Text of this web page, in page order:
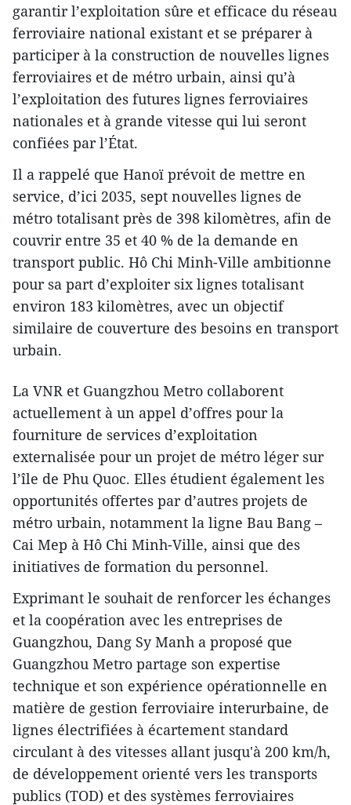
garantir l’exploitation sûre et efficace du réseau
ferroviaire national existant et se préparer à
participer à la construction de nouvelles lignes
ferroviaires et de métro urbain, ainsi qu’à
l’exploitation des futures lignes ferroviaires
nationales et à grande vitesse qui lui seront
confiées par l’État.
Il a rappelé que Hanoï prévoit de mettre en
service, d’ici 2035, sept nouvelles lignes de
métro totalisant près de 398 kilomètres, afin de
couvrir entre 35 et 40 % de la demande en
transport public. Hô Chi Minh-Ville ambitionne
pour sa part d’exploiter six lignes totalisant
environ 183 kilomètres, avec un objectif
similaire de couverture des besoins en transport
urbain.
La VNR et Guangzhou Metro collaborent
actuellement à un appel d’offres pour la
fourniture de services d’exploitation
externalisée pour un projet de métro léger sur
l’île de Phu Quoc. Elles étudient également les
opportunités offertes par d’autres projets de
métro urbain, notamment la ligne Bau Bang –
Cai Mep à Hô Chi Minh-Ville, ainsi que des
initiatives de formation du personnel.
Exprimant le souhait de renforcer les échanges
et la coopération avec les entreprises de
Guangzhou, Dang Sy Manh a proposé que
Guangzhou Metro partage son expertise
technique et son expérience opérationnelle en
matière de gestion ferroviaire interurbaine, de
lignes électrifiées à écartement standard
circulant à des vitesses allant jusqu'à 200 km/h,
de développement orienté vers les transports
publics (TOD) et des systèmes ferroviaires